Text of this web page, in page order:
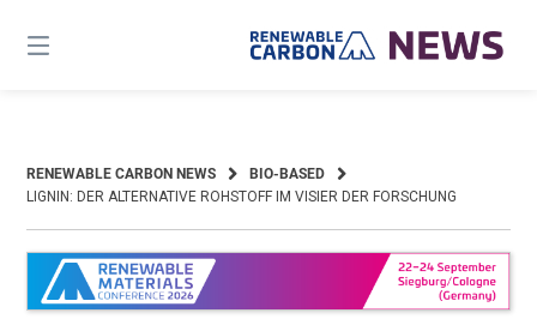
content
RENEWABLE CARBON NEWS
BIO-BASED
LIGNIN: DER ALTERNATIVE ROHSTOFF IM VISIER DER FORSCHUNG